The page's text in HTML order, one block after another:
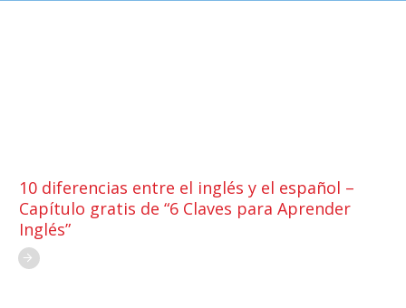
10 diferencias entre el inglés y el español –
Capítulo gratis de “6 Claves para Aprender
Inglés”